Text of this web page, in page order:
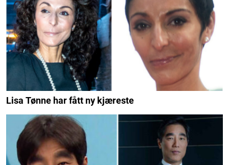
Lisa Tønne har fått ny kjæreste